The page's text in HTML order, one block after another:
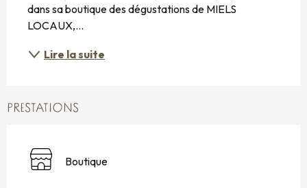
dans sa boutique des dégustations de MIELS
LOCAUX,...
Lire la suite
PRESTATIONS
Boutique